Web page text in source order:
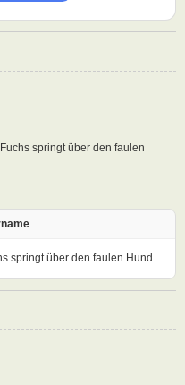
springt über den faulen
springt über den faulen Hund